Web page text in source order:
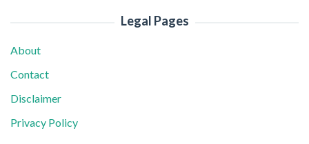
Legal Pages
About
Contact
Disclaimer
Privacy Policy